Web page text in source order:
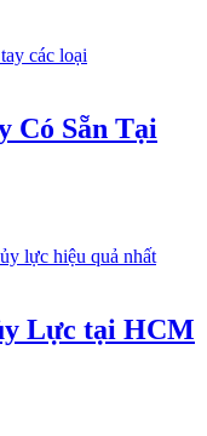
Có Sẵn Tại
Lực tại HCM